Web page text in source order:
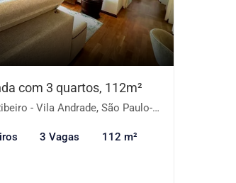
com 3 quartos, 112m²
- Vila Andrade, São Paulo-SP
3 Vagas 112 m²